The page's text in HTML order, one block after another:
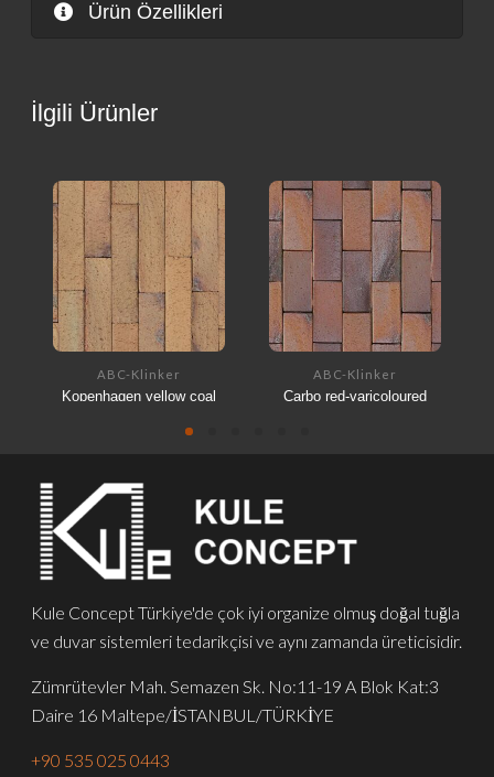
Ürün Özellikleri
İlgili Ürünler
ABC-Klinker
Kopenhagen yellow coal
ABC-Klinker
Carbo red-varicoloured
Kule Concept Türkiye'de çok iyi organize olmuş doğal tuğla
ve duvar sistemleri tedarikçisi ve aynı zamanda üreticisidir.
Zümrütevler Mah. Semazen Sk. No:11-19 A Blok Kat:3
Daire 16 Maltepe/İSTANBUL/TÜRKİYE
+90 535 025 0443